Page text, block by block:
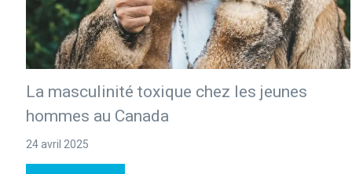
La masculinité toxique chez les jeunes
hommes au Canada
24 avril 2025